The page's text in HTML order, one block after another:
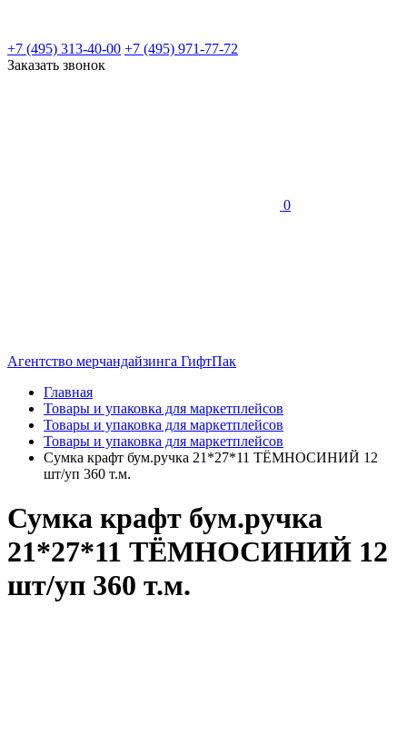
+7 (495) 313-40-00 +7 (495) 971-77-72
Заказать звонок
0
Агентство мерчандайзинга ГифтПак
Главная
Товары и упаковка для маркетплейсов
Товары и упаковка для маркетплейсов
Товары и упаковка для маркетплейсов
Сумка крафт бум.ручка 21*27*11 ТЁМНОСИНИЙ 12
шт/уп 360 т.м.
Сумка крафт бум.ручка
21*27*11 ТЁМНОСИНИЙ 12
шт/уп 360 т.м.